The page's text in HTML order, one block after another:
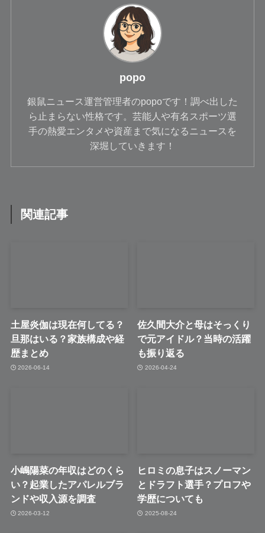
popo
銀鼠ニュース運営管理者のpopoです！調べ出した
ら止まらない性格です。芸能人や有名スポーツ選
手の熱愛エンタメや資産まで気になるニュースを
深堀していきます！
関連記事
土屋炎伽は現在何してる？
旦那はいる？家族構成や経
歴まとめ
2026-06-14
佐久間大介と母はそっくり
で元アイドル？当時の活躍
も振り返る
2026-04-24
小嶋陽菜の年収はどのくら
い？起業したアパレルブラ
ンドや収入源を調査
2026-03-12
ヒロミの息子はスノーマン
とドラフト選手？プロフや
学歴についても
2025-08-24